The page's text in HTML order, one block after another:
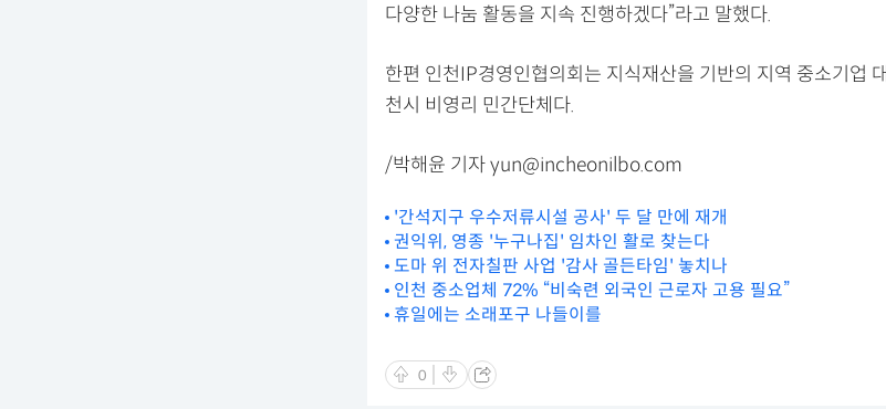
다양한 나눔 활동을 지속 진행하겠다”라고 말했다.
한편 인천IP경영인협의회는 지식재산을 기반의 지역 중소기업
천시 비영리 민간단체다.
/박해윤 기자 yun@incheonilbo.com
'간석지구 우수저류시설 공사' 두 달 만에 재개
권익위, 영종 '누구나집' 임차인 활로 찾는다
도마 위 전자칠판 사업 '감사 골든타임' 놓치나
인천 중소업체 72% “비숙련 외국인 근로자 고용 필요”
휴일에는 소래포구 나들이를
0